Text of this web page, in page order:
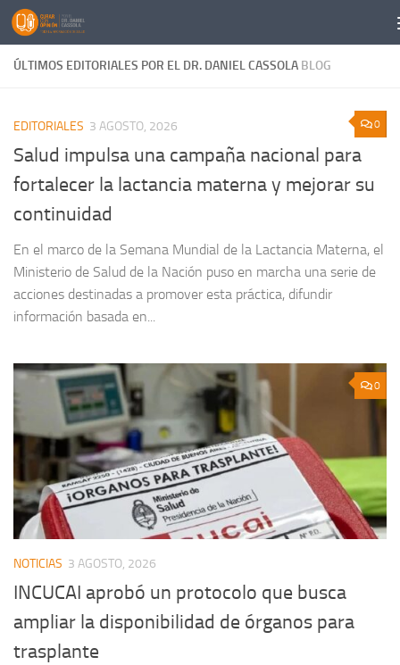
Saltar al contenido
ÚLTIMOS EDITORIALES POR EL DR. DANIEL CASSOLA BLOG
0
EDITORIALES 3 AGOSTO, 2026
Salud impulsa una campaña nacional para
fortalecer la lactancia materna y mejorar su
continuidad
En el marco de la Semana Mundial de la Lactancia Materna, el
Ministerio de Salud de la Nación puso en marcha una serie de
acciones destinadas a promover esta práctica, difundir
información basada en...
0
NOTICIAS 3 AGOSTO, 2026
INCUCAI aprobó un protocolo que busca
ampliar la disponibilidad de órganos para
trasplante